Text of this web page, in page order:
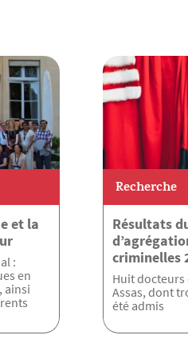
et la
:
en
ainsi
Recherche
Résultats
criminelles
Huit docteurs
Assas, dont
été admis